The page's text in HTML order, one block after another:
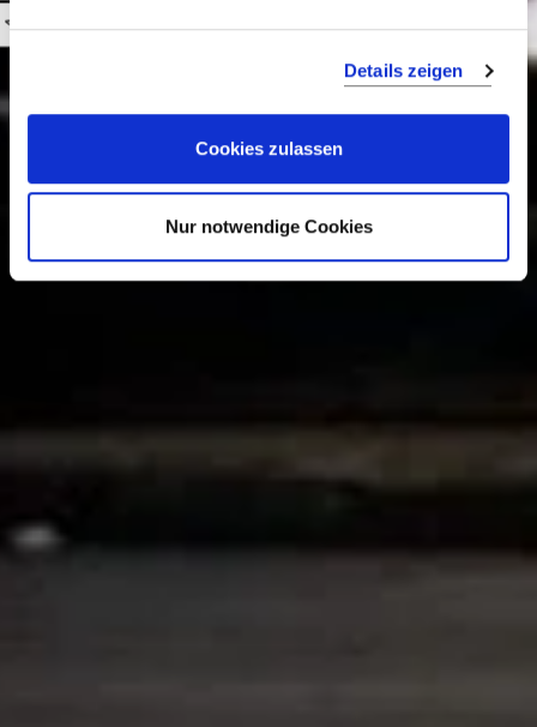
Details zeigen
Cookies zulassen
Nur notwendige Cookies
LUXUSREISE ASIAN SPIRITS